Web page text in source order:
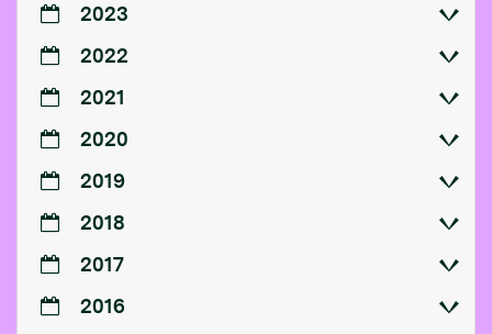
2023
2022
2021
2020
2019
2018
2017
2016